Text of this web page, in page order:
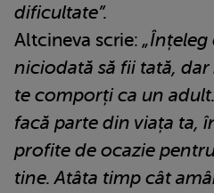
dificultate”.
Altcineva scrie: „Înțeleg
niciodată să fii tată,
te comporți ca un
facă parte din viața ta,
profite de ocazie
tine. Atâta timp cât